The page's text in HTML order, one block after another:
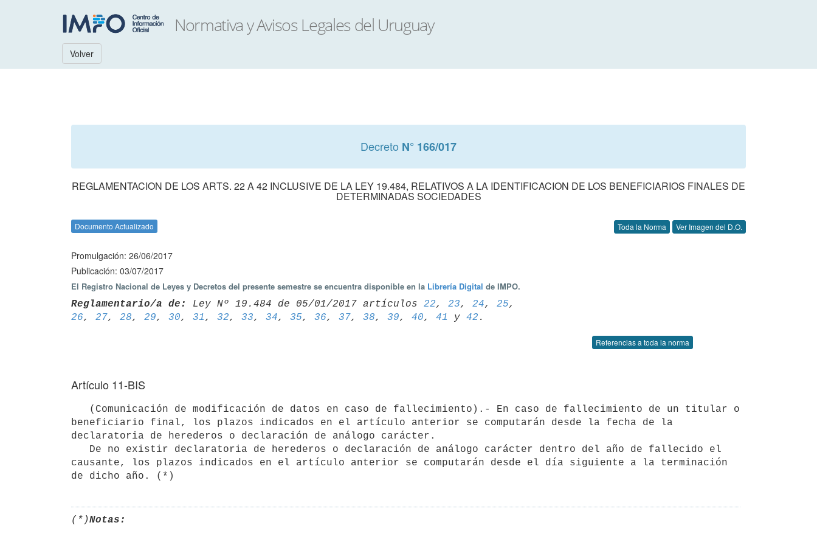
Volver
Decreto N° 166/017
REGLAMENTACION DE LOS ARTS. 22 A 42 INCLUSIVE DE LA LEY 19.484, RELATIVOS A LA IDENTIFICACION DE LOS BENEFICIARIOS FINALES DE
DETERMINADAS SOCIEDADES
Documento Actualizado Toda la Norma Ver Imagen del D.O.
Promulgación: 26/06/2017
Publicación: 03/07/2017
El Registro Nacional de Leyes y Decretos del presente semestre se encuentra disponible en la Librería Digital de IMPO.
Reglamentario/a de: Ley Nº 19.484 de 05/01/2017 artículos 22, 23, 24, 25
26, 27, 28, 29, 30, 31 , 32, 33, 34, 35, 36, 37, 38, 39, 40, 41 y 42
Referencias a toda la norma
Artículo 11-BIS
beneficiario final, los plazos indicados en el artículo anterior se computarán desde la fecha de la
declaratoria de herederos o declaración de análogo carácter.
causante, los plazos indicados en el artículo anterior se computarán desde el día siguiente a la terminación
de dicho año. (*)
(*)Notas: